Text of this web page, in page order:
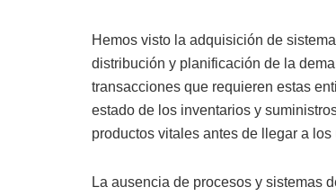
Hemos visto la adquisición de
distribución y planificación de la
transacciones que requieren estas
estado de los inventarios y
productos vitales antes de llegar a los
La ausencia de procesos y sistemas